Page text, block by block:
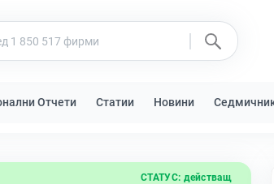
Отчети Статии Новини
СТАТУС: действащ